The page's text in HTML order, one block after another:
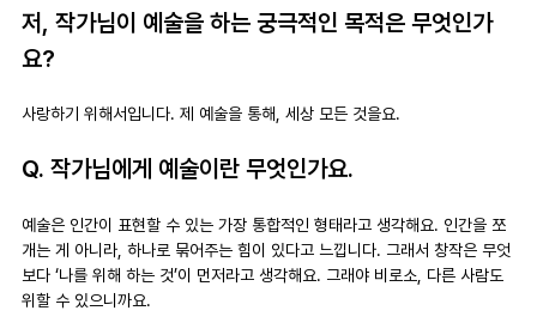
저, 작가님이 예술을 하는 궁극적인 목적은 무엇인가
요?
사랑하기 위해서입니다. 제 예술을 통해, 세상 모든 것을요.
Q. 작가님에게 예술이란 무엇인가요.
예술은 인간이 표현할 수 있는 가장 통합적인 형태라고 생각해요. 인간을 쪼
개는 게 아니라, 하나로 묶어주는 힘이 있다고 느낍니다. 그래서 창작은 무엇
보다 ‘나를 위해 하는 것’이 먼저라고 생각해요. 그래야 비로소, 다른 사람도
위할 수 있으니까요.